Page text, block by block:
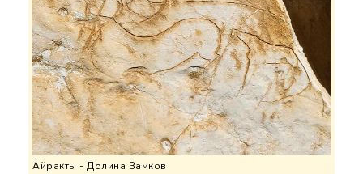
Айракты - Долина Замков